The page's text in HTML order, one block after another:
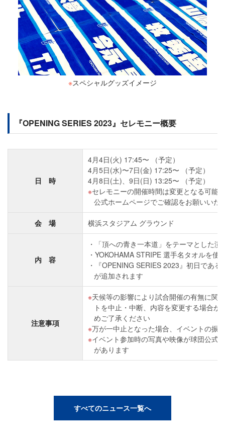
※スペシャルグッズイメージ
『OPENING SERIES 2023』セレモニー概要
日 時
4月4日(火) 17:45〜 （予定）
4月5日(水)〜7日(金) 17:25〜 （予定）
4月8日(土)、9日(日) 13:25〜 （予定）
セレモニーの開催時間は変更となる可能
公式ホームページでご確認をお願いいた
会 場 横浜スタジアム グラウンド
内 容
「頂への青き一本道」をテーマとした演
YOKOHAMA STRIPE 選手名タオルを使
『OPENING SERIES 2023』初日であ
が追加されます
注意事項
天候等の影響により試合開催の有無に関
トを中止・中断、内容を変更する場合が
めご了承ください
万が一中止となった場合、イベントの振
イベント参加時の写真や映像が球団公式
があります
すべてのニュース一覧へ